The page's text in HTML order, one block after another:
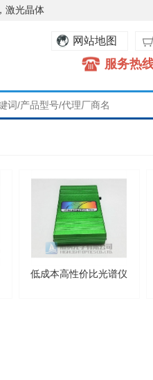
激光晶体
网站地图
服务热
低成本高性价比光谱仪